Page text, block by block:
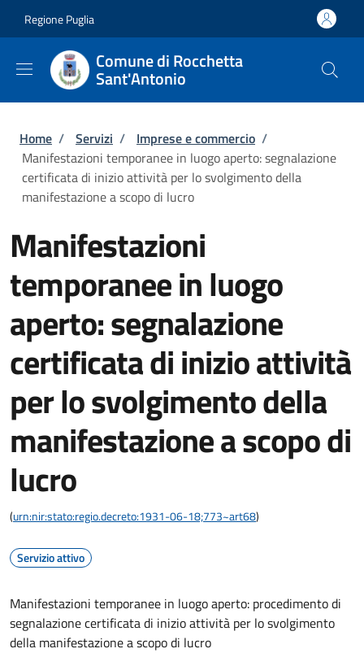
Regione Puglia
Comune di Rocchetta
Sant'Antonio
Briciole di pane
Home / Servizi / Imprese e commercio /
Manifestazioni temporanee in luogo aperto: segnalazione
certificata di inizio attività per lo svolgimento della
manifestazione a scopo di lucro
Manifestazioni
temporanee in luogo
aperto: segnalazione
certificata di inizio attività
per lo svolgimento della
manifestazione a scopo di
lucro
(urn:nir:stato:regio.decreto:1931-06-18;773~art68)
Servizio attivo
Manifestazioni temporanee in luogo aperto: procedimento di
segnalazione certificata di inizio attività per lo svolgimento
della manifestazione a scopo di lucro